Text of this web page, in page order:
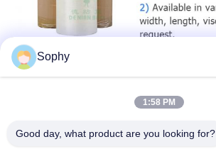
Sophy
1:58 PM
Good day, what product are you looking for?